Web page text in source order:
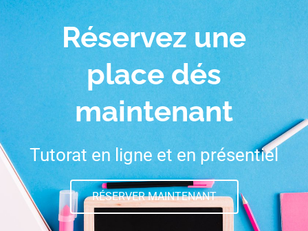
Réservez une
place dés
maintenant
Tutorat en ligne et en présentiel
RÉSERVER MAINTENANT